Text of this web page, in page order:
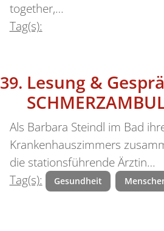
together,…
Tag(s):
Lesung &
Als Barbara Steindl im Bad
Krankenhauszimmers
die stationsführende Ärztin…
Tag(s):
Gesundheit